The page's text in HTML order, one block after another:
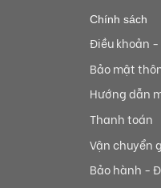
Chính sách
Điều khoản
Bảo mật
Hướng dẫn
Thanh toán
Vận chuyển
Bảo hành -